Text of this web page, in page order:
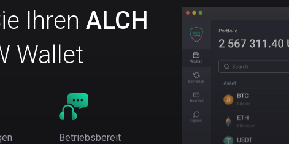
Ihren ALCH
Wallet
Betriebsbereit